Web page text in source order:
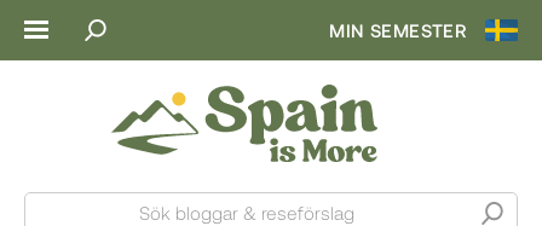
MIN SEMESTER
Sök bloggar & reseförslag